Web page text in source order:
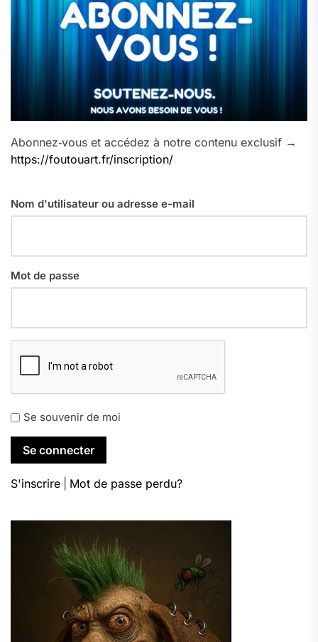
Abonnez‑vous et accédez à notre contenu exclusif →
https://foutouart.fr/inscription/
Nom d'utilisateur ou adresse e-mail
Mot de passe
Se souvenir de moi
S'inscrire Mot de passe perdu?